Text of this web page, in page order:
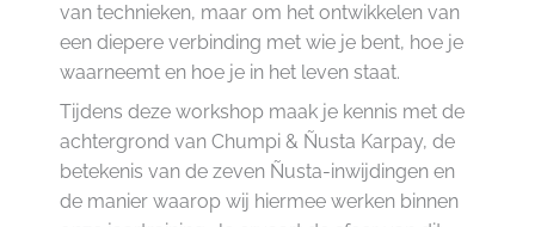
van technieken, maar om het ontwikkelen van
een diepere verbinding met wie je bent, hoe je
waarneemt en hoe je in het leven staat.
Tijdens deze workshop maak je kennis met de
achtergrond van Chumpi & Ñusta Karpay, de
betekenis van de zeven Ñusta-inwijdingen en
de manier waarop wij hiermee werken binnen